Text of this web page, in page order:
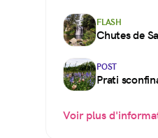
FLASH
Chutes de
POST
Prati
Voir plus